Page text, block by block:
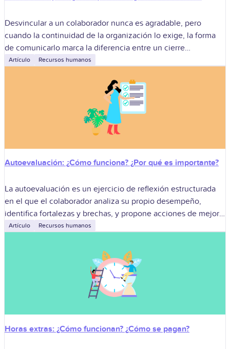
Desvincular a un colaborador nunca es agradable, pero
cuando la continuidad de la organización lo exige, la forma
de comunicarlo marca la diferencia entre un cierre
profesional y un futuro
Artículo Recursos humanos
Autoevaluación: ¿Cómo funciona? ¿Por qué es importante?
La autoevaluación es un ejercicio de reflexión estructurada
en el que el colaborador analiza su propio desempeño,
identifica fortalezas y brechas, y propone acciones de mejora.
Para las empresas, integrar
Artículo Recursos humanos
Horas extras: ¿Cómo funcionan? ¿Cómo se pagan?